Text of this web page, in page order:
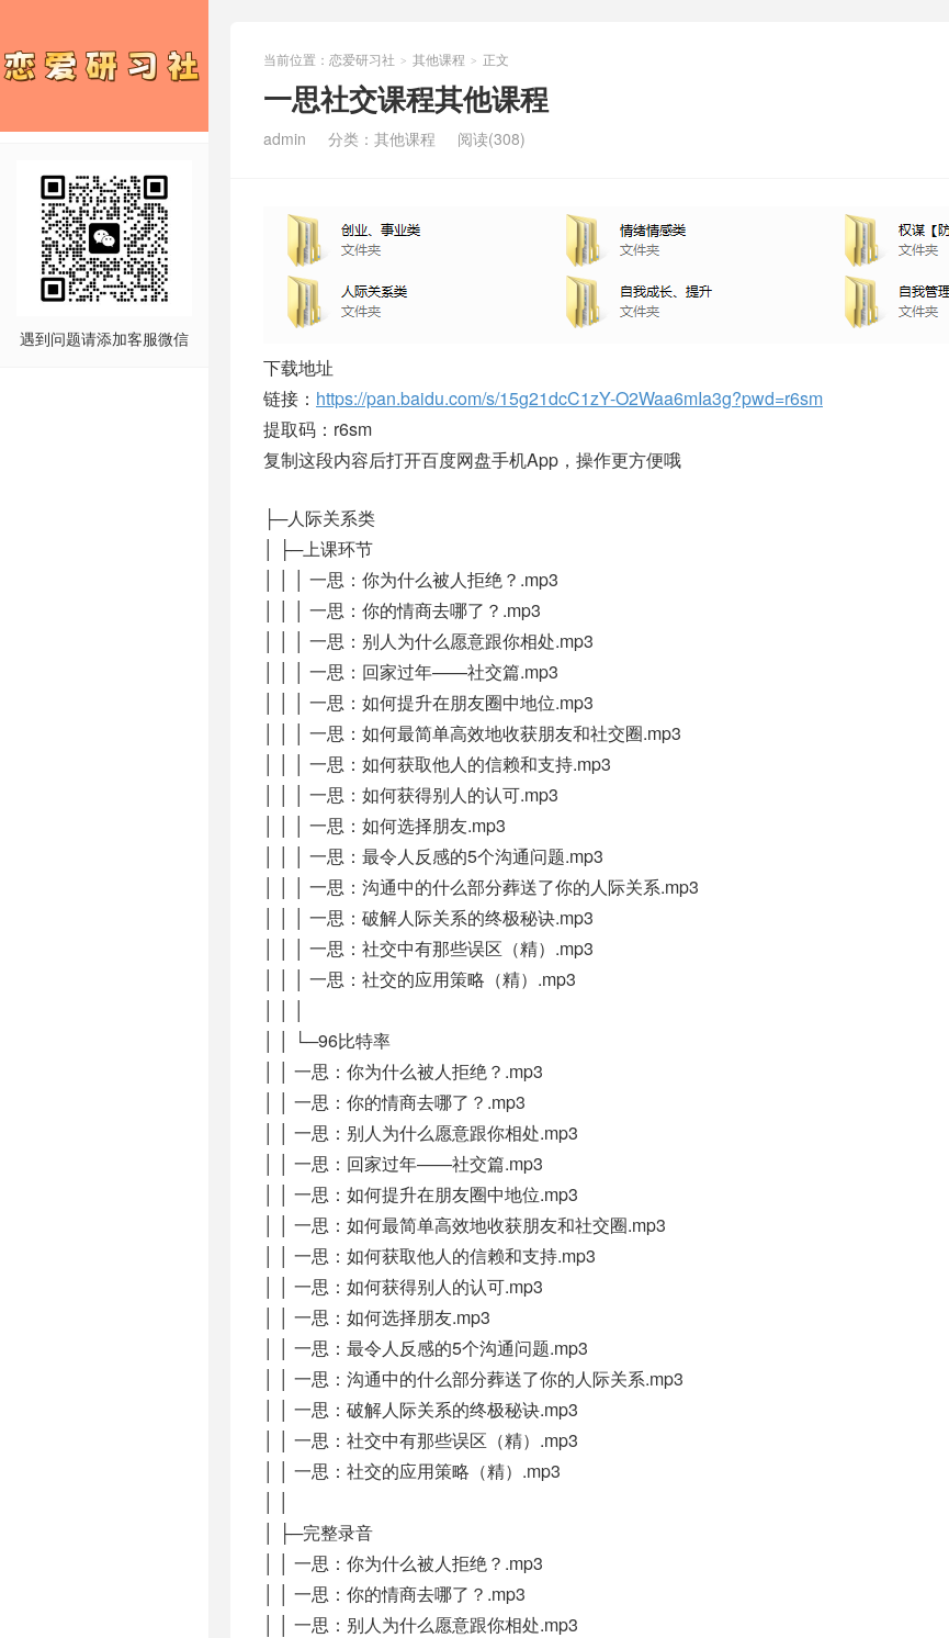
遇到问题请添加客服微信
当前位置： 恋爱研习社 > 其他课程 > 正文
一思社交课程其他课程
admin 分类： 其他课程 阅读(308)
下载地址
链接： https://pan.baidu.com/s/15g21dcC1zY-O2Waa6mIa3g?pwd=r6sm
提取码：r6sm
复制这段内容后打开百度网盘手机App，操作更方便哦
├─人际关系类
│ ├─上课环节
│ │ │ 一思：你为什么被人拒绝？.mp3
│ │ │ 一思：你的情商去哪了？.mp3
│ │ │ 一思：别人为什么愿意跟你相处.mp3
│ │ │ 一思：回家过年——社交篇.mp3
│ │ │ 一思：如何提升在朋友圈中地位.mp3
│ │ │ 一思：如何最简单高效地收获朋友和社交圈.mp3
│ │ │ 一思：如何获取他人的信赖和支持.mp3
│ │ │ 一思：如何获得别人的认可.mp3
│ │ │ 一思：如何选择朋友.mp3
│ │ │ 一思：最令人反感的5个沟通问题.mp3
│ │ │ 一思：沟通中的什么部分葬送了你的人际关系.mp3
│ │ │ 一思：破解人际关系的终极秘诀.mp3
│ │ │ 一思：社交中有那些误区（精）.mp3
│ │ │ 一思：社交的应用策略（精）.mp3
│ │ └─96比特率
│ │ 一思：你为什么被人拒绝？.mp3
│ │ 一思：你的情商去哪了？.mp3
│ │ 一思：别人为什么愿意跟你相处.mp3
│ │ 一思：回家过年——社交篇.mp3
│ │ 一思：如何提升在朋友圈中地位.mp3
│ │ 一思：如何最简单高效地收获朋友和社交圈.mp3
│ │ 一思：如何获取他人的信赖和支持.mp3
│ │ 一思：如何获得别人的认可.mp3
│ │ 一思：如何选择朋友.mp3
│ │ 一思：最令人反感的5个沟通问题.mp3
│ │ 一思：沟通中的什么部分葬送了你的人际关系.mp3
│ │ 一思：破解人际关系的终极秘诀.mp3
│ │ 一思：社交中有那些误区（精）.mp3
│ │ 一思：社交的应用策略（精）.mp3
│ ├─完整录音
│ │ 一思：你为什么被人拒绝？.mp3
│ │ 一思：你的情商去哪了？.mp3
│ │ 一思：别人为什么愿意跟你相处.mp3